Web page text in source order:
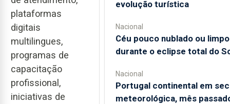
plataformas
digitais
multilingues,
programas de
capacitação
profissional,
iniciativas de
evolução turística
Nacional
Céu pouco nublado ou limpo
durante o eclipse total do
Nacional
Portugal continental em
meteorológica, mês